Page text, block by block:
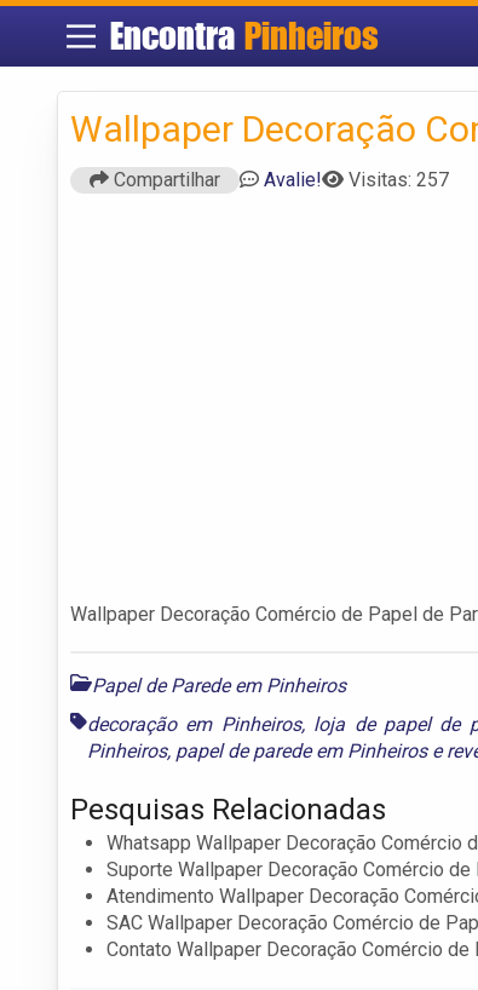
Encontra Pinheiros
Wallpaper Decoração
Compartilhar Avalie! Visitas: 257
Wallpaper Decoração Comércio de Papel de
Papel de Parede em Pinheiros
decoração em Pinheiros, loja de papel de
Pinheiros, papel de parede em Pinheirose
Pesquisas Relacionadas
Whatsapp Wallpaper Decoração Comércio
Suporte Wallpaper Decoração Comércio
Atendimento Wallpaper Decoração
SAC Wallpaper Decoração Comércio de
Contato Wallpaper Decoração Comércio de